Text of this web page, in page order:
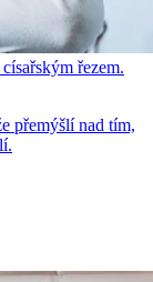
řezem.
přemýšlí nad tím,